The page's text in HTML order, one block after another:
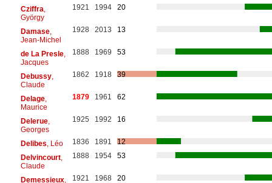
Cziffra
György
1921 1994 20
Damase,
Jean-Michel
1928 2013 13
de La Presle,
Jacques
1888 1969 53
Debussy,
Claude
1862 1918 39
Delage,
Maurice
1879 1961 62
Delerue,
Georges
1925 1992 16
Delibes , Léo 1836 1891
12
Delvincourt,
Claude
1888 1954 53
Demessieux, 1921 1968 20